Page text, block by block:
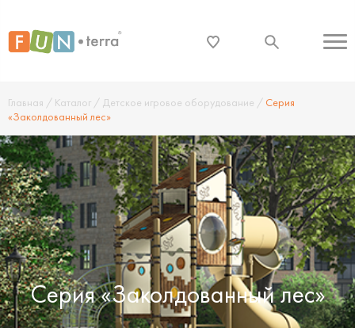
Главная / Каталог / Детское игровое оборудование / Серия
«Заколдованный лес»
Серия «Заколдованный лес»